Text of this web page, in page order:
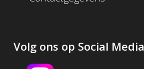
Volg ons op Social Media